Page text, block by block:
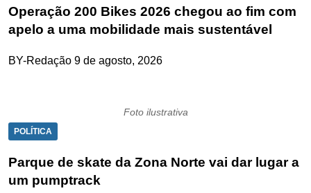
Operação 200 Bikes 2026 chegou ao fim com
apelo a uma mobilidade mais sustentável
BY-Redação 9 de agosto, 2026
Foto ilustrativa
POLÍTICA
Parque de skate da Zona Norte vai dar lugar a
um pumptrack